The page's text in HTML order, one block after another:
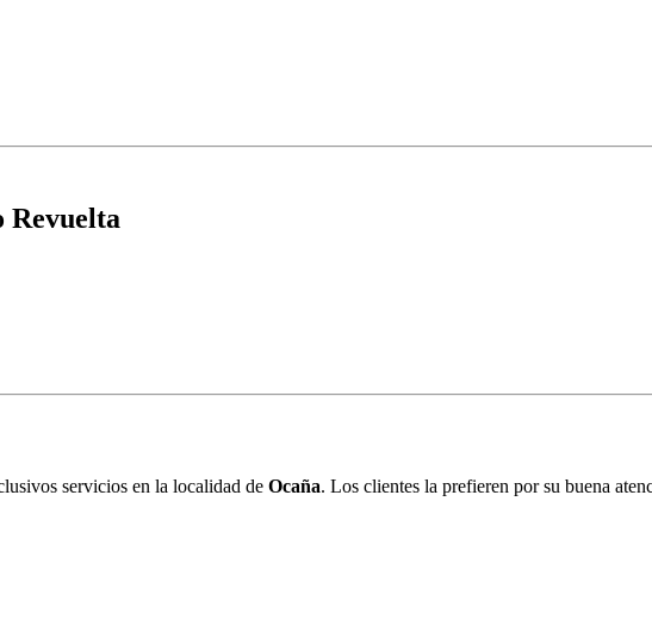
Revuelta
servicios en la localidad de Ocaña. Los clientes la prefieren por su buena